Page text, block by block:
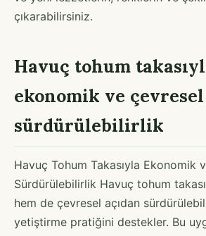
çıkarabilirsiniz.
Havuç tohum
ekonomik ve çevresel
sürdürülebilirlik
Havuç Tohum Takasıyla Ekonomik
Sürdürülebilirlik Havuç tohum
hem de çevresel açıdan
yetiştirme pratiğini destekler. Bu